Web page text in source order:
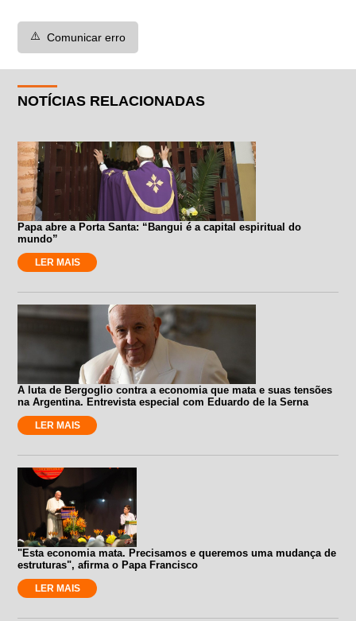
⚠️ Comunicar erro
NOTÍCIAS RELACIONADAS
Papa abre a Porta Santa: “Bangui é a capital espiritual do
mundo”
LER MAIS
A luta de Bergoglio contra a economia que mata e suas tensões
na Argentina. Entrevista especial com Eduardo de la Serna
LER MAIS
"Esta economia mata. Precisamos e queremos uma mudança de
estruturas", afirma o Papa Francisco
LER MAIS